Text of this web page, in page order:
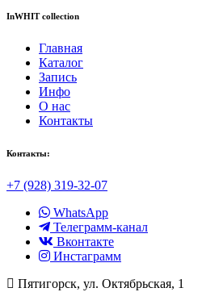
InWHIT collection
Главная
Каталог
Запись
Инфо
О нас
Контакты
Контакты:
+7 (928) 319-32-07
WhatsApp
Телеграмм-канал
Вконтакте
Инстаграмм
Пятигорск, ул. Октябрьская, 1